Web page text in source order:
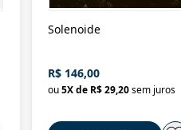
Solenoide
R$ 146,00
ou5X de R$ 29,20sem juros